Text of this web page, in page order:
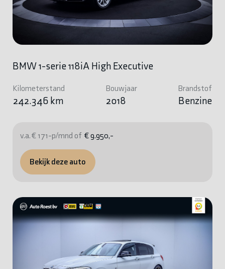
BMW 1-serie 118iA High Executive
Kilometerstand
242.346 km
Bouwjaar
2018
Brandstof
Benzine
v.a. € 171-p/mnd of € 9.950,-
Bekijk deze auto